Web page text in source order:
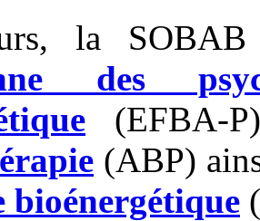
la
des
(EFBA-
(ABP)
bioénergétique